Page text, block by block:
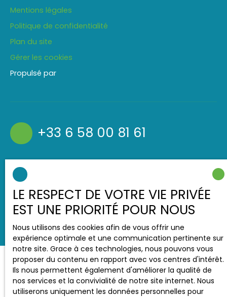
Mentions légales
Politique de confidentialité
Plan du site
Gérer les cookies
Propulsé par
+33 6 58 00 81 61
LE RESPECT DE VOTRE VIE PRIVÉE
EST UNE PRIORITÉ POUR NOUS
Nous utilisons des cookies afin de vous offrir une
expérience optimale et une communication pertinente sur
notre site. Grace à ces technologies, nous pouvons vous
proposer du contenu en rapport avec vos centres d'intérêt.
Ils nous permettent également d'améliorer la qualité de
nos services et la convivialité de notre site internet. Nous
utiliserons uniquement les données personnelles pour